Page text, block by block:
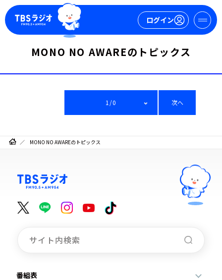
ログイン
今日の番組表
週間番組表
トピックス
TBS Podcast
イベント・グッズ
MONO NO AWAREのトピックス
1/0 次へ
MONO NO AWAREのトピックス
番組表